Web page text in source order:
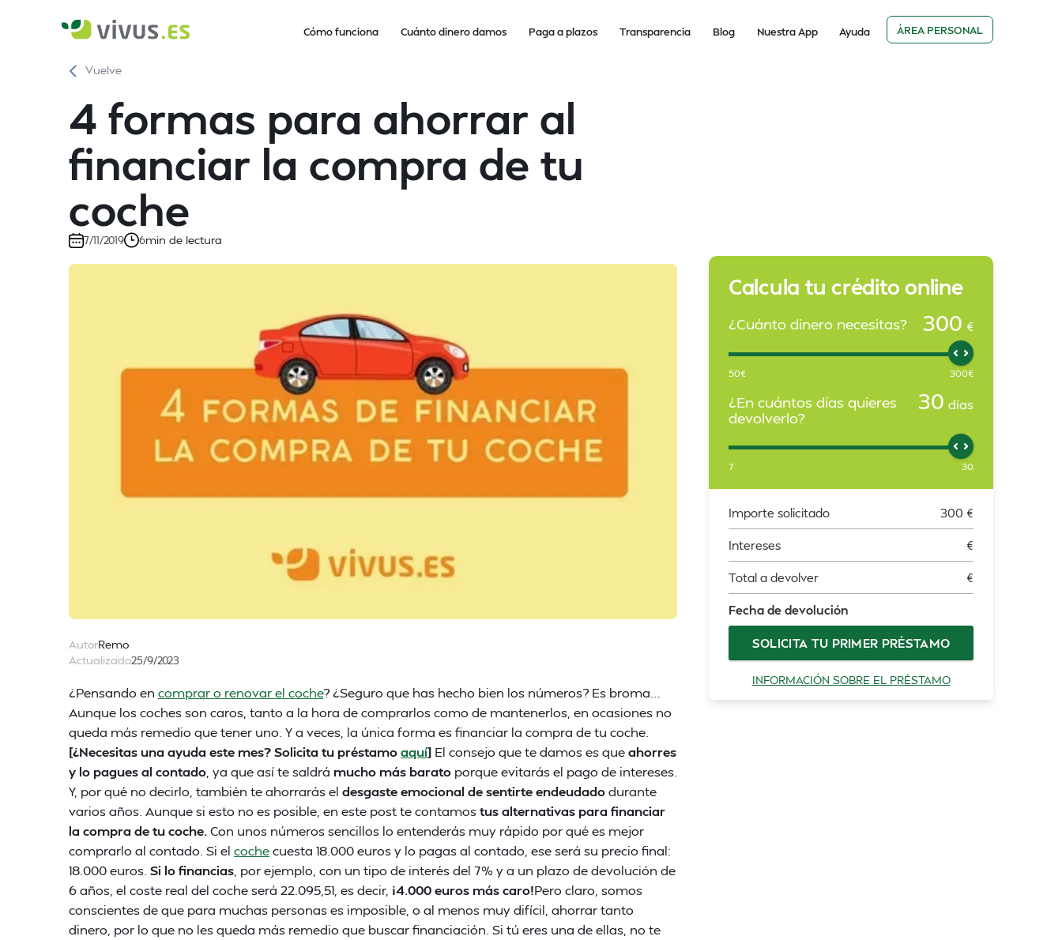
Cómo funciona Cuánto dinero damos Paga a plazos Transparencia Blog Nuestra App Ayuda ÁREA PERSONAL
Vuelve
4 formas para ahorrar al
financiar la compra de tu
coche
7/11/2019 6min de lectura
AutorRemo
Actualizado25/9/2023
¿Pensando en comprar o renovar el coche? ¿Seguro que has hecho bien los números? Es broma…
Aunque los coches son caros, tanto a la hora de comprarlos como de mantenerlos, en ocasiones no
queda más remedio que tener uno. Y a veces, la única forma es financiar la compra de tu coche.
[¿Necesitas una ayuda este mes? Solicita tu préstamoaquí] El consejo que te damos es queahorres
y lo pagues al contado , ya que así te saldrá mucho más barato porque evitarás el pago de intereses.
Y, por qué no decirlo, también te ahorrarás el desgaste emocional de sentirte endeudadodurante
varios años. Aunque si esto no es posible, en este post te contamostus alternativas para financiar
la compra de tu coche. Con unos números sencillos lo entenderás muy rápido por qué es mejor
comprarlo al contado. Si el cochecuesta 18.000 euros y lo pagas al contado, ese será su precio final:
18.000 euros. Si lo financias , por ejemplo, con un tipo de interés del 7% y a un plazo de devolución de
6 años, el coste real del coche será 22.095,51, es decir, ¡4.000 euros más caro!Pero claro, somos
conscientes de que para muchas personas es imposible, o al menos muy difícil, ahorrar tanto
dinero, por lo que no les queda más remedio que buscar financiación. Si tú eres una de ellas, no te
Calcula tu crédito online
¿Cuánto dinero necesitas? 300 €
50€ 300€
¿En cuántos días quieres
devolverlo?
30 días
7 30
Importe solicitado 300 €
Intereses €
Total a devolver €
Fecha de devolución
SOLICITA TU PRIMER PRÉSTAMO
INFORMACIÓN SOBRE EL PRÉSTAMO